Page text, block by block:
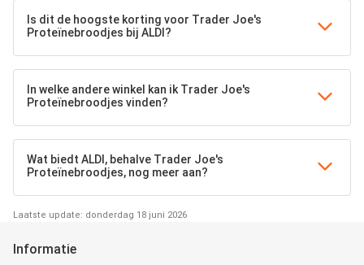
Is dit de hoogste korting voor Trader Joe's
Proteïnebroodjes bij ALDI?
In welke andere winkel kan ik Trader Joe's
Proteïnebroodjes vinden?
Wat biedt ALDI, behalve Trader Joe's
Proteïnebroodjes, nog meer aan?
Laatste update: donderdag 18 juni 2026
Informatie